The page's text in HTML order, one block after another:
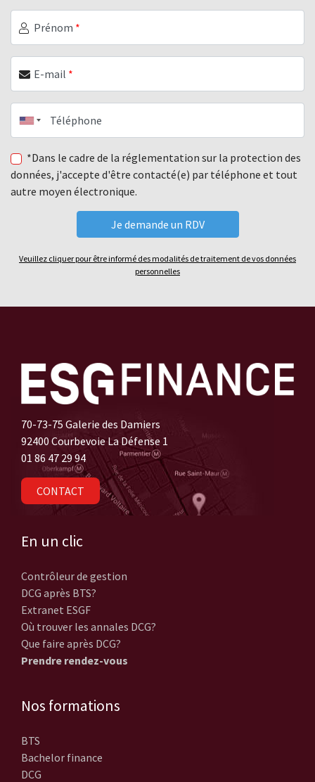
Prénom *
E-mail *
Téléphone
*Dans le cadre de la réglementation sur la protection des
données, j'accepte d'être contacté(e) par téléphone et tout
autre moyen électronique.
Veuillez cliquer pour être informé des modalités de traitement de vos données
personnelles
70-73-75 Galerie des Damiers
92400 Courbevoie La Défense 1
01 86 47 29 94
CONTACT
En un clic
Contrôleur de gestion
DCG après BTS?
Extranet ESGF
Où trouver les annales DCG?
Que faire après DCG?
Prendre rendez-vous
Nos formations
BTS
Bachelor finance
DCG